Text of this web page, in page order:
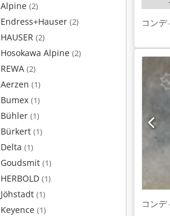
Alpine (2)
Endress+Hauser (2)
HAUSER (2)
Hosokawa Alpine (2)
REWA (2)
Aerzen (1)
Bumex (1)
Bühler (1)
Bürkert (1)
Delta (1)
Goudsmit (1)
HERBOLD (1)
Jöhstadt (1)
Keyence (1)
コンデ
コンデ